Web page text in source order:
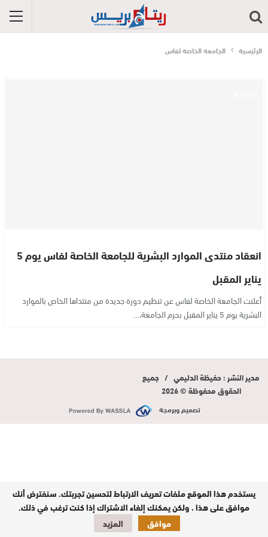
الرئيسية الجامعة الخاصة لفاس
انعقاد منتدى الموارد البشرية للجامعة الخاصة لفاس يوم 5
يناير المقبل
أعلنت الجامعة الخاصة لفاس عن تنظيم دورة جديدة من منتداها الخاص بالموارد
البشرية يوم 5 يناير المقبل بحرم الجامعة،…
مدير النشر : حفيظة الدليمي / جميع
الحقوق محفوظة © 2026
تصميم وبرمجة
يستخدم هذا الموقع ملفات تعريف الارتباط لتحسين تجربتك. سنفترض أنك
موافق على هذا ، ولكن يمكنك إلغاء الاشتراك إذا كنت ترغب في ذلك.
موافق
المزيد